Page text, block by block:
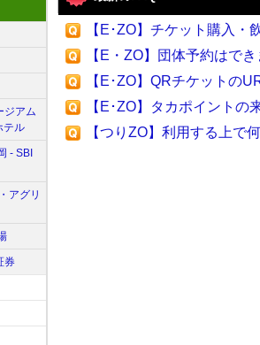
ジアム
テル
- SBI
アグリ
券
【E･ZO】チケット購入・
【E・ZO】団体予約はでき
【E･ZO】QRチケットの
【E･ZO】タカポイントの
【つりZO】利用する上で